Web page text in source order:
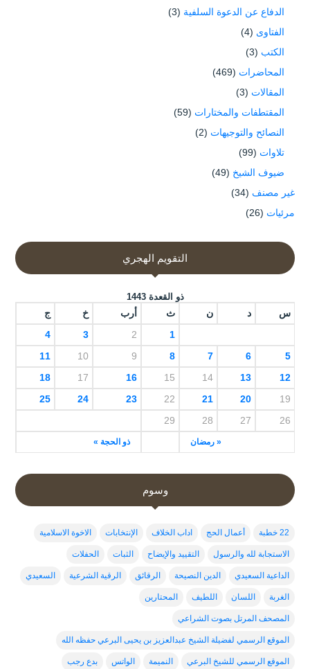
الدفاع عن الدعوة السلفية (3)
الفتاوى (4)
الكتب (3)
المحاضرات (469)
المقالات (3)
المقتطفات والمختارات (59)
النصائح والتوجيهات (2)
تلاوات (99)
ضيوف الشيخ (49)
غير مصنف (34)
مرئيات (26)
التقويم الهجري
ذو القعدة 1443
س د ن ث أرب خ ج
« رمضان ذو الحجة »
1
2
3
4
5
6
7
8
9
10
11
12
13
14
15
16
17
18
19
20
21
22
23
24
25
26
27
28
29
وسوم
22 خطبة أعمال الحج اداب الخلاف الإنتخابات الاخوة الاسلامية
الاستجابة لله والرسول التقييد والإيضاح الثبات الحفلات
الداعية السعيدي الدين النصيحة الرقائق الرقية الشرعية السعيدي
الغربة اللسان اللطيف المحتارين
المصحف المرتل بصوت الشراعي
الموقع الرسمي لفضيلة الشيخ عبدالعزيز بن يحيى البرعي حفظه الله
الموقع الرسمي للشيخ البرعي النميمة الواتس بدع رجب